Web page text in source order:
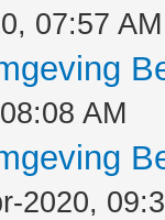
07:57 AM
AM
2020,